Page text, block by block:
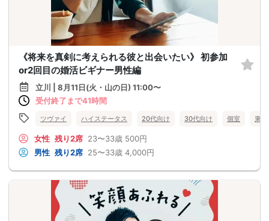
《将来を真剣に考えられる彼と出会いたい》 初参加
or2回目の婚活ビギナー男性編
立川 | 8月11日(火・山の日) 11:00〜
受付終了まで41時間
ツヴァイ ハイステータス 20代向け 30代向け 個室 東
女性 残り2席 23〜33歳 500円
男性 残り2席 25〜33歳 4,000円